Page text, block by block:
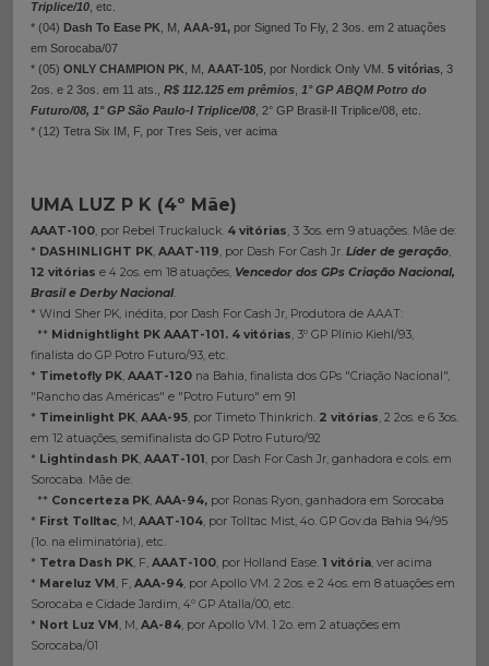
Triplice/10 , etc.
* (04) Dash To Ease PK , M, AAA-91, por Signed To Fly, 2 3os. em 2 atuações
em Sorocaba/07
* (05) ONLY CHAMPION PK , M, AAAT-105 , por Nordick Only VM. 5 vitórias , 3
2os. e 2 3os. em 11 ats., R$ 112.125 em prêmios 1° GP ABQM Potro do
Futuro/08, 1° GP São Paulo-I Triplice/08 , 2° GP Brasil-II Triplice/08, etc.
* (12) Tetra Six IM, F, por Tres Seis, ver acima
UMA LUZ P K (4º Mãe)
AAAT-100 , por Rebel Truckaluck. 4 vitórias , 3 3os. em 9 atuações. Mãe de:
* DASHINLIGHT PK AAAT-119 , por Dash For Cash Jr. Líder de geração
12 vitórias e 4 2os. em 18 atuações, Vencedor dos GPs Criação Nacional,
Brasil e Derby Nacional.
* Wind Sher PK, inédita, por Dash For Cash Jr, Produtora de AAAT:
** Midnightlight PK AAAT-101. 4 vitórias , 3º GP Plínio Kiehl/93,
finalista do GP Potro Futuro/93, etc.
* Timetofly PK AAAT-120 na Bahia, finalista dos GPs "Criação Nacional",
"Rancho das Américas" e "Potro Futuro" em 91
* Timeinlight PK AAA-95 , por Timeto Thinkrich. 2 vitórias , 2 2os. e 6 3os.
em 12 atuações, semifinalista do GP Potro Futuro/92
* Lightindash PK AAAT-101 , por Dash For Cash Jr, ganhadora e cols. em
Sorocaba. Mãe de:
** Concerteza PK AAA-94, por Ronas Ryon, ganhadora em Sorocaba
* First Tolltac , M, AAAT-104 , por Tolltac Mist, 4o. GP Gov.da Bahia 94/95
(1o. na eliminatória), etc.
* Tetra Dash PK , F, AAAT-100 , por Holland Ease. 1 vitória , ver acima
* Mareluz VM , F, AAA-94 , por Apollo VM. 2 2os. e 2 4os. em 8 atuações em
Sorocaba e Cidade Jardim, 4º GP Atalla/00, etc.
* Nort Luz VM , M, AA-84 , por Apollo VM. 1 2o. em 2 atuações em
Sorocaba/01